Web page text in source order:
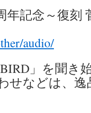
年記念～復刻
audio/
」を聞き
せなどは、